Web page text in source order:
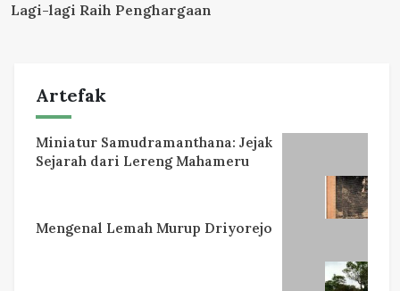
Lagi-lagi Raih Penghargaan
Artefak
Miniatur Samudramanthana: Jejak
Sejarah dari Lereng Mahameru
Mengenal Lemah Murup Driyorejo